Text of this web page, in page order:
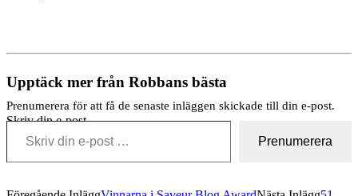
Upptäck mer från Robbans bästa
Prenumerera för att få de senaste inläggen skickade till din e-post.
Skriv din e-post …
Prenumerera